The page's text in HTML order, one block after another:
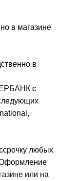
в магазине
в
с
любых
Оформление
или на